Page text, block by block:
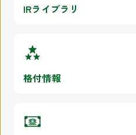
IRライブラリ
格付情報